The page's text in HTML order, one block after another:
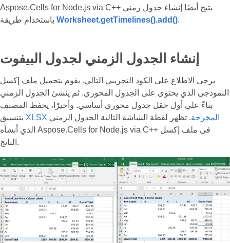
Aspose.Cells for Node.js via C++ يتيح أيضًا إنشاء جدول زمني
Worksheet.getTimelines().add().
إنشاء الجدول الزمني لجدول البيفوت
يرجى الاطلاع على الكود التجريبي التالي. يقوم بتحميل ملف إكسل
النموذجي الذي يحتوي على الجدول المحوري. ثم ينشئ الجدول الزمني
بناءً على أول حقل جدول محوري أساسي. وأخيرًا، يحفظ المصنف
XLSX المخرجة. تظهر لقطة الشاشة التالية الجدول الزمني
الذي أنشأه Aspose.Cells for Node.js via C++ في ملف إكسل
الناتج.